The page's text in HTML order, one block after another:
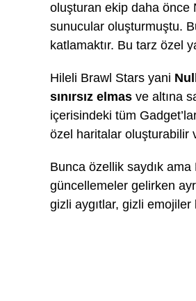
oluşturan ekip daha önce
sunucular oluşturmuştu.
katlamaktır. Bu tarz özel
Hileli Brawl Stars yani
sınırsız elmas ve altına
içerisindeki tüm
özel haritalar oluşturabilir
Bunca özellik saydık ama
güncellemeler gelirken
gizli aygıtlar, gizli emojiler